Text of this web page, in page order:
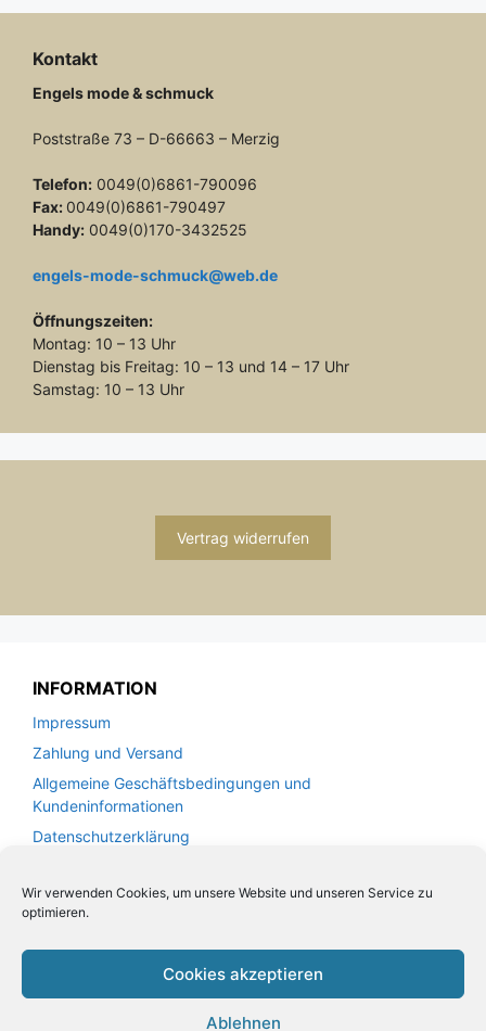
Wir verwenden Cookies, um unsere Website und unseren Service zu
optimieren.
Cookies akzeptieren
Ablehnen
Kontakt
Engels mode & schmuck
Poststraße 73 – D-66663 – Merzig
Telefon: 0049(0)6861-790096
Fax: 0049(0)6861-790497
Handy: 0049(0)170-3432525
engels-mode-schmuck@web.de
Öffnungszeiten:
Montag: 10 – 13 Uhr
Dienstag bis Freitag: 10 – 13 und 14 – 17 Uhr
Samstag: 10 – 13 Uhr
Vertrag widerrufen
INFORMATION
Impressum
Zahlung und Versand
Allgemeine Geschäftsbedingungen und
Kundeninformationen
Datenschutzerklärung
KUNDENSERVICE
Widerrufsrecht für Verbraucher
Leder Handtaschen von VOI